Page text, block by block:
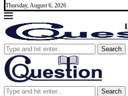
Thursday, August 6, 2026
Search
Search